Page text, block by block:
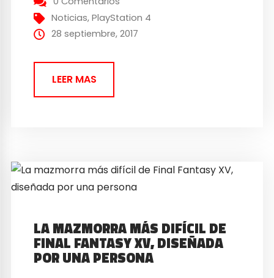
YouTube el día 3 de octubre. En una de las
retransmisiones en...
Noticias,PlayStation 4
28 septiembre, 2017
LEER MAS
LA MAZMORRA MÁS DIFÍCIL DE
FINAL FANTASY XV, DISEÑADA
POR UNA PERSONA